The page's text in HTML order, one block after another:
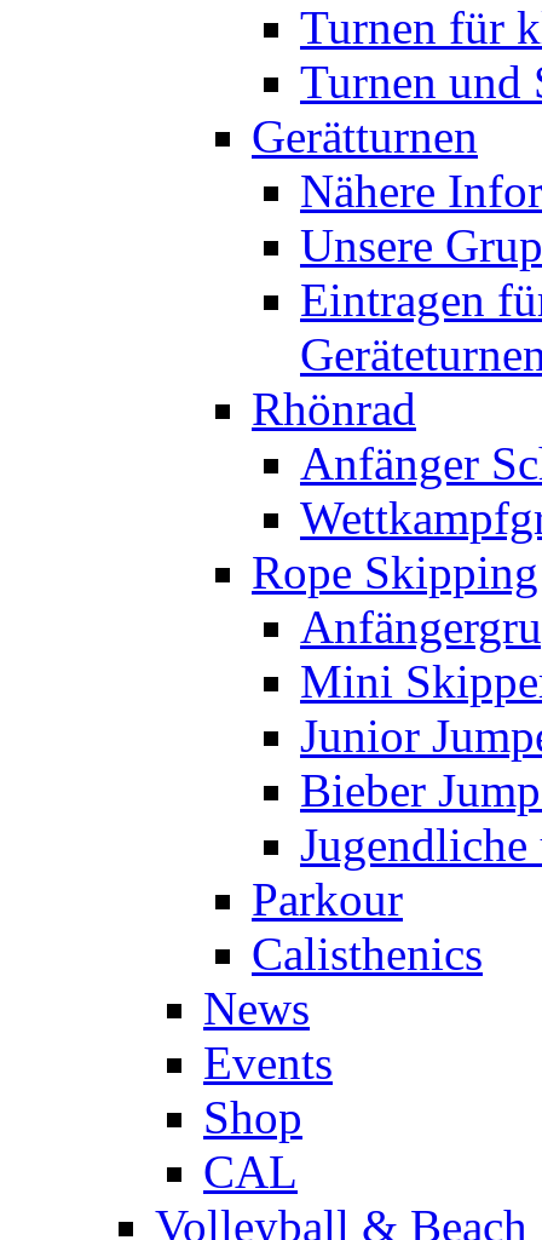
Turnen für
Turnen und
Gerätturnen
Nähere
Unsere
Eintragen
Rhönrad
Anfänger
Rope Skipping
Mini
Junior
Bieber
Jugendliche
Parkour
Calisthenics
News
Events
Shop
CAL
Volleyball & Beach